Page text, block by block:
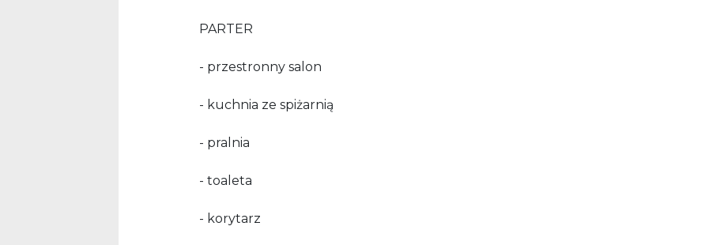
PARTER
- przestronny salon
- kuchnia ze spiżarnią
- pralnia
- toaleta
- korytarz